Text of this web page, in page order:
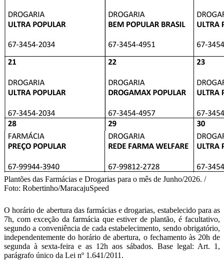
Plantões das Farmácias e Drogarias para o mês de Junho/2026. /
Foto: Robertinho/MaracajuSpeed
O horário de abertura das farmácias e drogarias, estabelecido para as
7h, com exceção da farmácia que estiver de plantão, é facultativo,
segundo a conveniência de cada estabelecimento, sendo obrigatório,
independentemente do horário de abertura, o fechamento às 20h de
segunda à sexta-feira e as 12h aos sábados. Base legal: Art. 1,
parágrafo único da Lei nº 1.641/2011.